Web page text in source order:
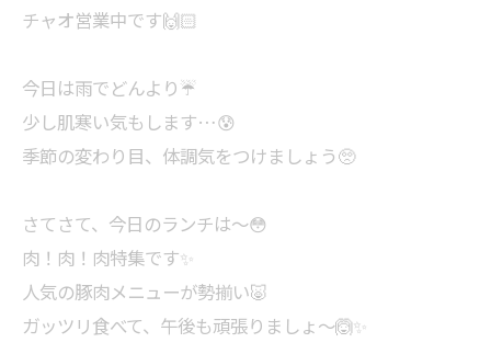
⁡チャオ営業中です🙌🏻⁡
⁡今日は雨でどんより☔⁡
⁡少し肌寒い気もします…😰⁡
⁡季節の変わり目、体調気をつけましょう🥺⁡
⁡⁡さてさて、今日のランチは⁡～😳⁡
⁡肉！肉！肉特集です✨⁡
⁡人気の豚肉メニューが勢揃い🐷⁡
ガッツリ食べて、午後も頑張りましょ～🙆✨⁡